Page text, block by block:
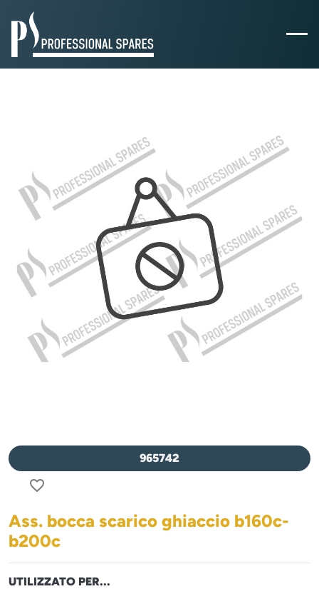
965742
favorite_border
Ass. bocca scarico ghiaccio b160c-
b200c
UTILIZZATO PER...